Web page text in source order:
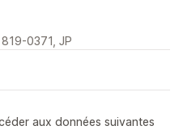
0371, JP
aux données suivantes